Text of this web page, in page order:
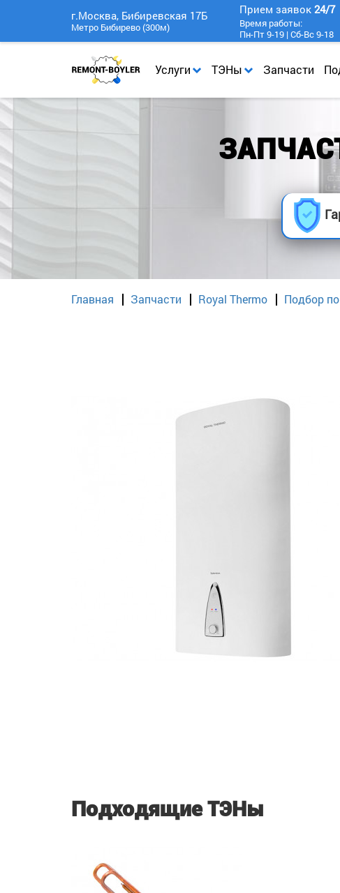
Услуги ТЭНы Запчасти
г.Москва, Бибиревская 17Б
Метро Бибирево (300м)
Прием заявок 24/7
Время работы:
Пн-Пт 9-19 | Сб-Вс 9-18
Главная Запчасти Royal Thermo Подбор
Подходящие ТЭНы